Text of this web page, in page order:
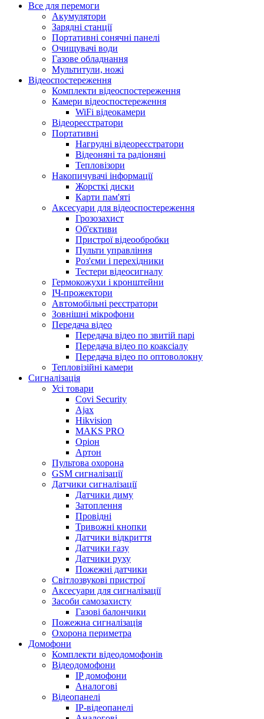
Все для перемоги
Акумулятори
Зарядні станції
Портативні сонячні панелі
Очищувачі води
Газове обладнання
Мультитули, ножі
Відеоспостереження
Комплекти відеоспостереження
Камери відеоспостереження
WiFi відеокамери
Відеореєстратори
Портативні
Нагрудні відеореєстратори
Відеоняні та радіоняні
Тепловізори
Накопичувачі інформації
Жорсткі диски
Карти пам'яті
Аксесуари для відеоспостереження
Грозозахист
Об'єктиви
Пристрої відеообробки
Пульти управління
Роз'єми і перехідники
Тестери відеосигналу
Гермокожухи і кронштейни
ІЧ-прожектори
Автомобільні реєстратори
Зовнішні мікрофони
Передача відео
Передача відео по звитій парі
Передача відео по коаксіалу
Передача відео по оптоволокну
Тепловізійні камери
Cигналізація
Усі товари
Covi Security
Ajax
Hikvision
MAKS PRO
Оріон
Артон
Пультова охорона
GSM сигналізації
Датчики сигналізації
Датчики диму
Затоплення
Провідні
Тривожні кнопки
Датчики відкриття
Датчики газу
Датчики руху
Пожежні датчики
Світлозвукові пристрої
Аксесуари для сигналізації
Засоби самозахисту
Газові балончики
Пожежна сигналізація
Охорона периметра
Домофони
Комплекти відеодомофонів
Відеодомофони
IP домофони
Аналогові
Відеопанелі
IP-відеопанелі